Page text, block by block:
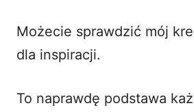
Możecie sprawdzić mój
dla inspiracji.
To naprawdę podstawa